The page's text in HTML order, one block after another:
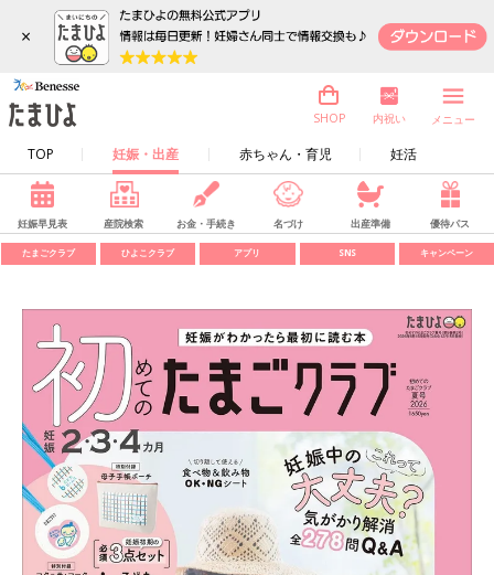
×
TOP 妊娠・出産 赤ちゃん・育児 妊活
SHOP 内祝い メニュー
妊娠早見表 産院検索 お金・手続き 名づけ 出産準備 優待パス
たまごクラブ ひよこクラブ アプリ SNS キャンペーン